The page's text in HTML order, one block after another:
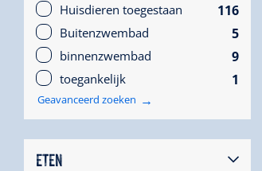
Huisdieren toegestaan 116
Buitenzwembad 5
binnenzwembad 9
toegankelijk 1
Geavanceerd zoeken
ETEN